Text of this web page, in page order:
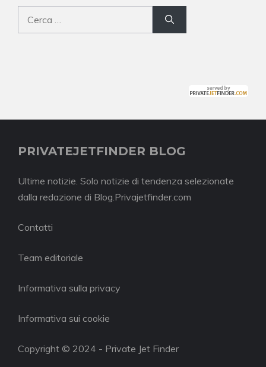
PRIVATEJETFINDER BLOG
Ultime notizie. Solo notizie di tendenza selezionate
dalla redazione di Blog.Privajetfinder.com
Contatti
Team editoriale
Informativa sulla privacy
Informativa sui cookie
Copyright © 2024 - Private Jet Finder